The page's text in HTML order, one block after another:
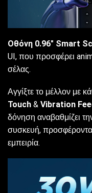
Οθόνη 0.96″ Smart
UI, που προσφέρει
σέλας.
Αγγίξτε το μέλλον με
Touch & Vibration
δόνηση αναβαθμίζει
συσκευή,
εμπειρία.